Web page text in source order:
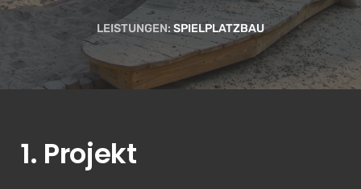
LEISTUNGEN: SPIELPLATZBAU
1. Projekt